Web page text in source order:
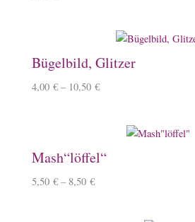
Bügelbild, Glitzer
4,00 € – 10,50 €
Mash“löffel“
5,50 € – 8,50 €